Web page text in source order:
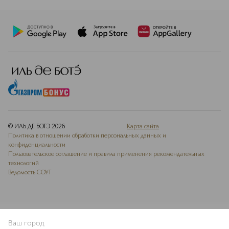
В КОРЗИНУ
© ИЛЬ ДЕ БОТЭ 2026
Карта сайта
Политика в отношении обработки персональных данных и
конфиденциальности
Пользовательское соглашение и правила применения рекомендательных
технологий
Ведомость СОУТ
Ваш город